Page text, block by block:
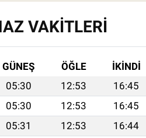
VAKITLERI
GÜNEŞ ÖĞLE İKINDI
05:30 12:53 16:45
05:30 12:53 16:45
05:31 12:53 16:44